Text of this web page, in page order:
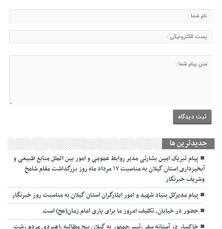
جديدترين ها
پیام تبریک امین بشارتی مدیر روابط عمومی و امور بین الملل منابع طبیعی و
آبخیزداری استان گیلان به مناسبت ۱۷ مرداد ماه روز بزرگداشت مقام شامخ
وشریف خبرنگار
پیام مدیرکل بنیاد شهید و امور ایثارگران استان گیلان به مناسبت روز خبرنگار
حضور در خیابان، تکلیف امروز ما برای یاری امام زمان(عج) است